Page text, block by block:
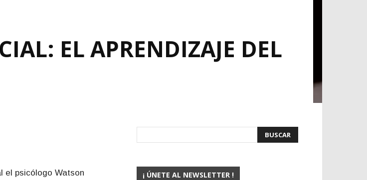
EL APRENDIZAJE DEL
el psicólogo Watson
¡ ÚNETE AL NEWSLETTER !